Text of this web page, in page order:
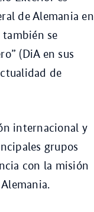
de Alemania en
se
(DiA en sus
de
internacional y
grupos
con la misión